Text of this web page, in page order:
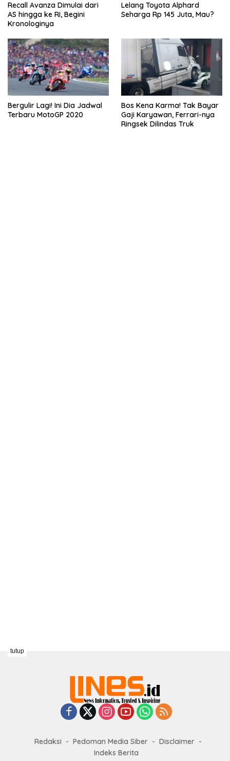
Recall Avanza Dimulai dari
AS hingga ke RI, Begini
Kronologinya
Lelang Toyota Alphard
Seharga Rp 145 Juta, Mau?
Bergulir Lagi! Ini Dia Jadwal
Terbaru MotoGP 2020
Bos Kena Karma! Tak Bayar
Gaji Karyawan, Ferrari-nya
Ringsek Dilindas Truk
Redaksi Pedoman Media Siber
Disclaimer
Indeks Berita
tutup